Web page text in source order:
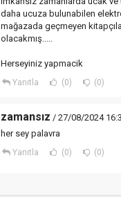
daha ucuza bulunabilen
mağazada geçmeyen
olacakmış.....
Herseyiniz yapmacik
Yanıtla (0) (0)
zamansız / 27/08/2024
her sey palavra
Yanıtla (0) (0)